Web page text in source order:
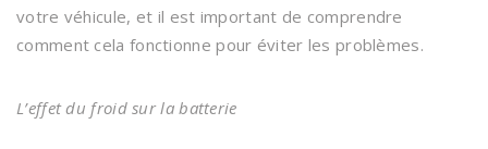
votre véhicule, et il est important de comprendre
comment cela fonctionne pour éviter les problèmes.
L’effet du froid sur la batterie